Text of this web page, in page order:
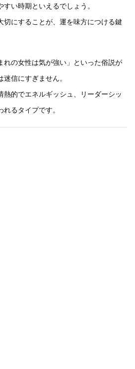
い時期といえるでしょう。
切にすることが、運を味方につける鍵
れの女性は気が強い」といった俗説が
信にすぎません。
熱的でエネルギッシュ、リーダーシッ
るタイプです。